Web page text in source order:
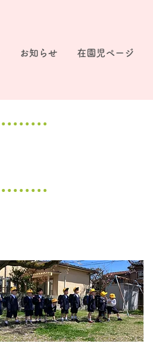
お知らせ 在園児ページ